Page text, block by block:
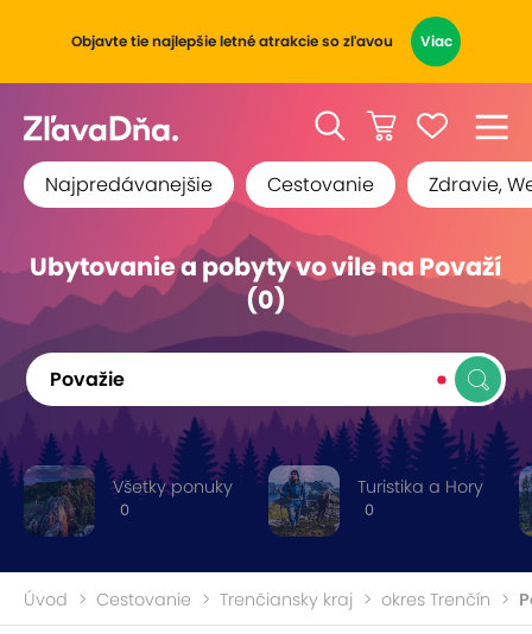
Objavte tie najlepšie letné atrakcie so zľavou Viac
Najpredávanejšie Cestovanie Zdravie,
Ubytovanie a pobyty vo vile na Považí
(0)
Považie
0
Všetky ponuky
0
Turistika a Hory
Úvod Cestovanie Trenčiansky kraj okres Trenčín